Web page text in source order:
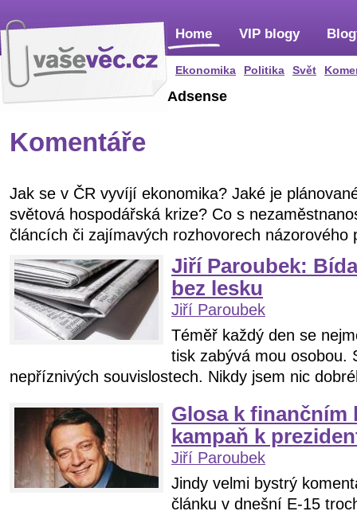
Home
Ekonomika Politika Svět
VIP blogy
Adsense
Komentáře
Jak se v ČR vyvíjí ekonomika? Jaké je
světová hospodářská krize? Co s
článcích či zajímavých rozhovorech názorového
Jiří Paroubek:
bez lesku
Jiří Paroubek
Téměř každý den se
tisk zabývá mou osobou.
nepříznivých souvislostech. Nikdy jsem nic
Glosa k
kampaň k
Jiří Paroubek
Jindy velmi bystrý
článku v dnešní E-15